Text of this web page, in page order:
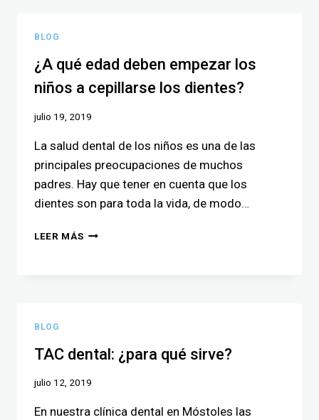
BLOG
¿A qué edad deben empezar los
niños a cepillarse los dientes?
julio 19, 2019
La salud dental de los niños es una de las
principales preocupaciones de muchos
padres. Hay que tener en cuenta que los
dientes son para toda la vida, de modo…
LEER MÁS
BLOG
TAC dental: ¿para qué sirve?
julio 12, 2019
En nuestra clínica dental en Móstoles las